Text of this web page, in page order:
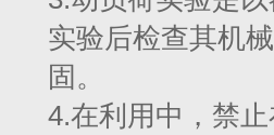
实验后检查其机
固。
4.在利用中，禁